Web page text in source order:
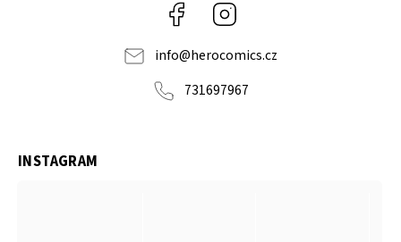
Facebook
info@herocomics.cz
731697967
INSTAGRAM